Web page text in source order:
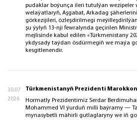
pudaklar boýunça ileri tutulýan
welaýatlaryň, Aşgabat, Arkadag
görkezijileri, özleşdirilmegi
şu ýylyň 13-nji fewrаlynda geçirilen
mejlisinde kabul edilen «Türkmenistany
ykdysady taýdan ösdürmegiň we maýa
kesgitlenendir.
30.07
2026
Türkmenistanyň Prezidenti
Hormatly Prezidentimiz Serdar
Mohammed VI ýurduň milli baýramy —
mynasybetli mähirli gutlaglaryny we iň